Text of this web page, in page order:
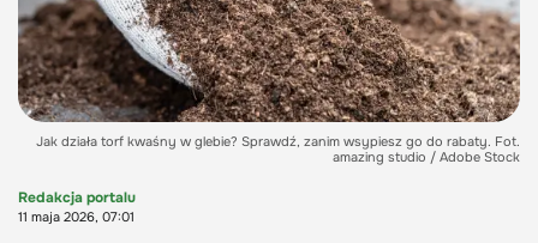
Jak działa torf kwaśny w glebie? Sprawdź, zanim wsypiesz go do rabaty. Fot.
amazing studio / Adobe Stock
Redakcja portalu
11 maja 2026, 07:01